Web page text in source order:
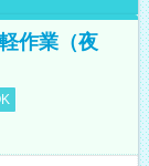
作業（夜